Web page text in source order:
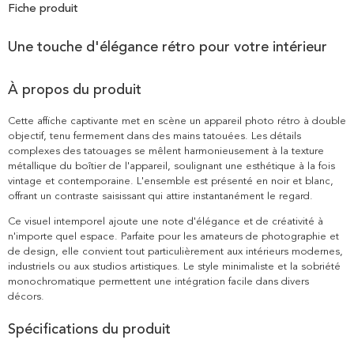
Fiche produit
Une touche d'élégance rétro pour votre intérieur
À propos du produit
Cette affiche captivante met en scène un appareil photo rétro à double
objectif, tenu fermement dans des mains tatouées. Les détails
complexes des tatouages se mêlent harmonieusement à la texture
métallique du boîtier de l'appareil, soulignant une esthétique à la fois
vintage et contemporaine. L'ensemble est présenté en noir et blanc,
offrant un contraste saisissant qui attire instantanément le regard.
Ce visuel intemporel ajoute une note d'élégance et de créativité à
n'importe quel espace. Parfaite pour les amateurs de photographie et
de design, elle convient tout particulièrement aux intérieurs modernes,
industriels ou aux studios artistiques. Le style minimaliste et la sobriété
monochromatique permettent une intégration facile dans divers
décors.
Spécifications du produit